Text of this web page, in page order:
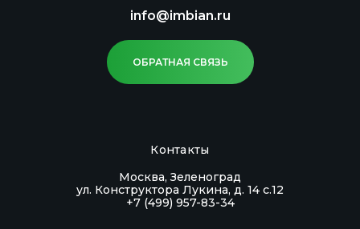
info@imbian.ru
ОБРАТНАЯ СВЯЗЬ
Контакты
Москва, Зеленоград
ул. Конструктора Лукина, д. 14 с.12
+7 (499) 957-83-34